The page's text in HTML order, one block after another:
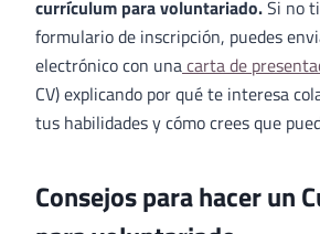
currículum para voluntariado.Si no
formulario de inscripción, puedes
electrónico con unacarta de
CV) explicando por qué te interesa
tus habilidades y cómo crees que
Consejos para hacer un